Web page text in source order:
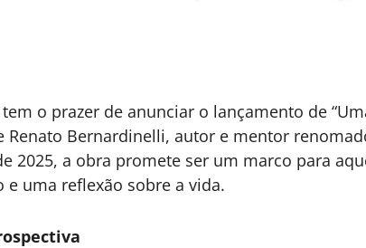
tem o prazer de anunciar o lançamento de
Renato Bernardinelli, autor e mentor
2025, a obra promete ser um marco para
uma reflexão sobre a vida.